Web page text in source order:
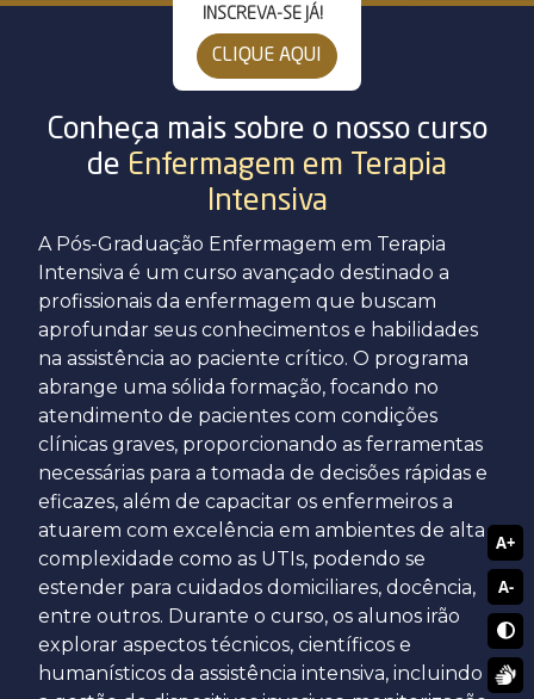
Transferência Externa
Reabertura de Matrícula
Unit Idiomas
Pernambuco
EAD
INSCREVA-SE JÁ!
CLIQUE AQUI
Conheça mais sobre o nosso curso
de Enfermagem em Terapia
Intensiva
A Pós-Graduação Enfermagem em Terapia
Intensiva é um curso avançado destinado a
profissionais da enfermagem que buscam
aprofundar seus conhecimentos e habilidades
na assistência ao paciente crítico. O programa
abrange uma sólida formação, focando no
atendimento de pacientes com condições
clínicas graves, proporcionando as ferramentas
necessárias para a tomada de decisões rápidas e
eficazes, além de capacitar os enfermeiros a
atuarem com excelência em ambientes de alta
complexidade como as UTIs, podendo se
estender para cuidados domiciliares, docência,
entre outros. Durante o curso, os alunos irão
explorar aspectos técnicos, científicos e
humanísticos da assistência intensiva, incluindo
A+
A-